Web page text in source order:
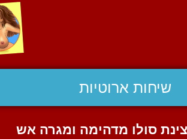
שיחות ארוטיות
סולו מדהימה ומגרה אש